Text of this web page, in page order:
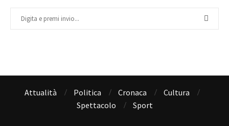
Attualità Politica Cronaca
Cultura
Spettacolo
Sport